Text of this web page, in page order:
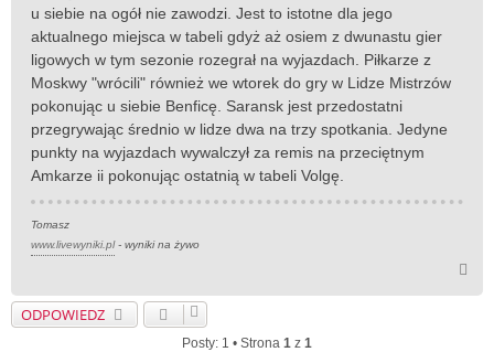
u siebie na ogół nie zawodzi. Jest to istotne dla jego
aktualnego miejsca w tabeli gdyż aż osiem z dwunastu gier
ligowych w tym sezonie rozegrał na wyjazdach. Piłkarze z
Moskwy "wrócili" również we wtorek do gry w Lidze Mistrzów
pokonując u siebie Benficę. Saransk jest przedostatni
przegrywając średnio w lidze dwa na trzy spotkania. Jedyne
punkty na wyjazdach wywalczył za remis na przeciętnym
Amkarze ii pokonując ostatnią w tabeli Volgę.
Tomasz
www.livewyniki.pl- wyniki na żywo
ODPOWIEDZ
Posty: 1 • Strona 1 z 1